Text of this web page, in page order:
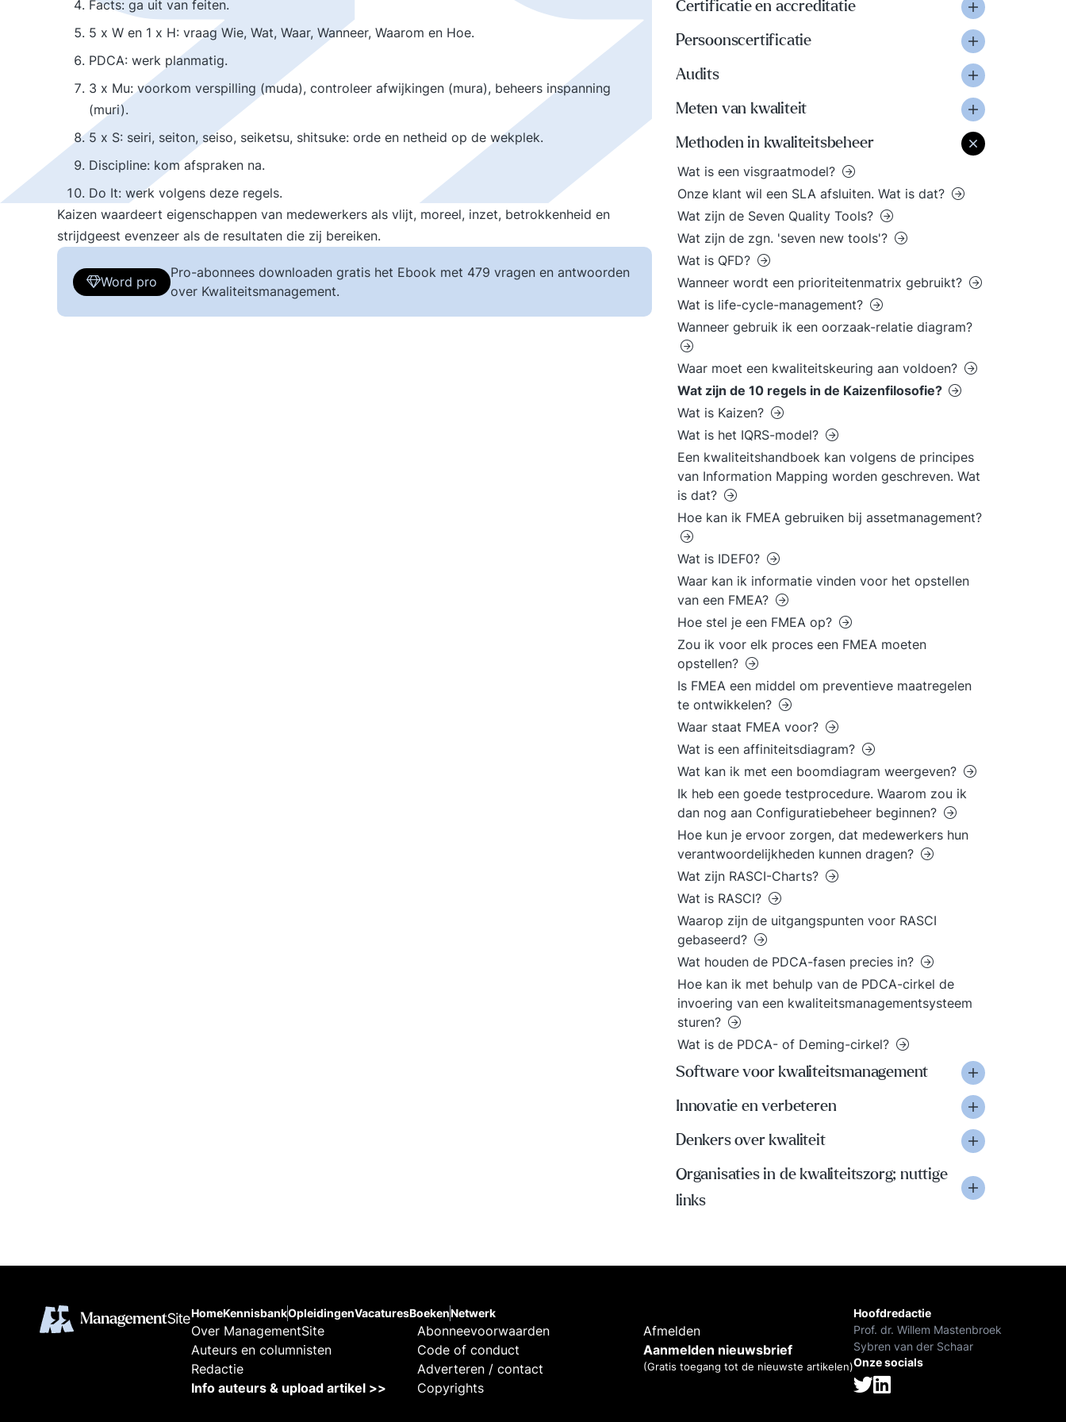
Facts: ga uit van feiten.
5 x W en 1 x H: vraag Wie, Wat, Waar, Wanneer, Waarom en Hoe.
PDCA: werk planmatig.
3 x Mu: voorkom verspilling (muda), controleer afwijkingen (mura), beheers inspanning
(muri).
5 x S: seiri, seiton, seiso, seiketsu, shitsuke: orde en netheid op de wekplek.
Discipline: kom afspraken na.
Do It: werk volgens deze regels.
Kaizen waardeert eigenschappen van medewerkers als vlijt, moreel, inzet, betrokkenheid en
strijdgeest evenzeer als de resultaten die zij bereiken.
Word pro
Pro-abonnees downloaden gratis het Ebook met 479 vragen en antwoorden
over Kwaliteitsmanagement.
Certificatie en accreditatie
Persoonscertificatie
Audits
Meten van kwaliteit
Methoden in kwaliteitsbeheer
Wat is een visgraatmodel?
Onze klant wil een SLA afsluiten. Wat is dat?
Wat zijn de Seven Quality Tools?
Wat zijn de zgn. 'seven new tools'?
Wat is QFD?
Wanneer wordt een prioriteitenmatrix gebruikt?
Wat is life-cycle-management?
Wanneer gebruik ik een oorzaak-relatie diagram?
Waar moet een kwaliteitskeuring aan voldoen?
Wat zijn de 10 regels in de Kaizenfilosofie?
Wat is Kaizen?
Wat is het IQRS-model?
Een kwaliteitshandboek kan volgens de principes
van Information Mapping worden geschreven. Wat
is dat?
Hoe kan ik FMEA gebruiken bij assetmanagement?
Wat is IDEF0?
Waar kan ik informatie vinden voor het opstellen
van een FMEA?
Hoe stel je een FMEA op?
Zou ik voor elk proces een FMEA moeten
opstellen?
Is FMEA een middel om preventieve maatregelen
te ontwikkelen?
Waar staat FMEA voor?
Wat is een affiniteitsdiagram?
Wat kan ik met een boomdiagram weergeven?
Ik heb een goede testprocedure. Waarom zou ik
dan nog aan Configuratiebeheer beginnen?
Hoe kun je ervoor zorgen, dat medewerkers hun
verantwoordelijkheden kunnen dragen?
Wat zijn RASCI-Charts?
Wat is RASCI?
Waarop zijn de uitgangspunten voor RASCI
gebaseerd?
Wat houden de PDCA-fasen precies in?
Hoe kan ik met behulp van de PDCA-cirkel de
invoering van een kwaliteitsmanagementsysteem
sturen?
Wat is de PDCA- of Deming-cirkel?
Software voor kwaliteitsmanagement
Innovatie en verbeteren
Denkers over kwaliteit
Organisaties in de kwaliteitszorg; nuttige
links
HomeKennisbankOpleidingenVacaturesBoekenNetwerk
Over ManagementSite
Auteurs en columnisten
Redactie
Info auteurs & upload artikel >>
Abonneevoorwaarden
Code of conduct
Adverteren / contact
Copyrights
Afmelden
Aanmelden nieuwsbrief
(Gratis toegang tot de nieuwste artikelen)
Hoofdredactie
Prof. dr. Willem Mastenbroek
Sybren van der Schaar
Onze socials